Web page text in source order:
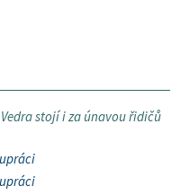
Vedra stojí i za únavou řidičů